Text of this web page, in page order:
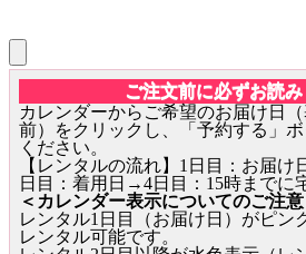
ご注文前に必ずお読
カレンダーからご希望のお届け日
前）をクリックし、「予約する」
ください。
【レンタルの流れ】1日目：お届
日目：着用日→4日目：15時までに
＜カレンダー表示についてのご注意
レンタル1日目（お届け日）がピン
レンタル可能です。